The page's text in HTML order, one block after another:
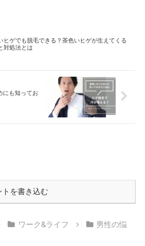
ヒゲでも脱毛できる？茶色いヒゲが生えてくる
対処法とは
にも知ってお
トを書き込む
ワーク&ライフ
男性の悩